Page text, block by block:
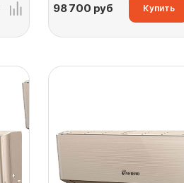
98 700 руб Купить